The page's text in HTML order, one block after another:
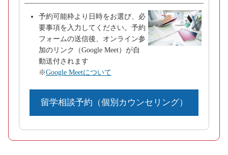
予約可能枠より日時をお選び、必
要事項を入力してください。予約
フォームの送信後、オンライン参
加のリンク（Google Meet）が自
動送付されます
※Google Meetについて
留学相談予約（個別カウンセリング）